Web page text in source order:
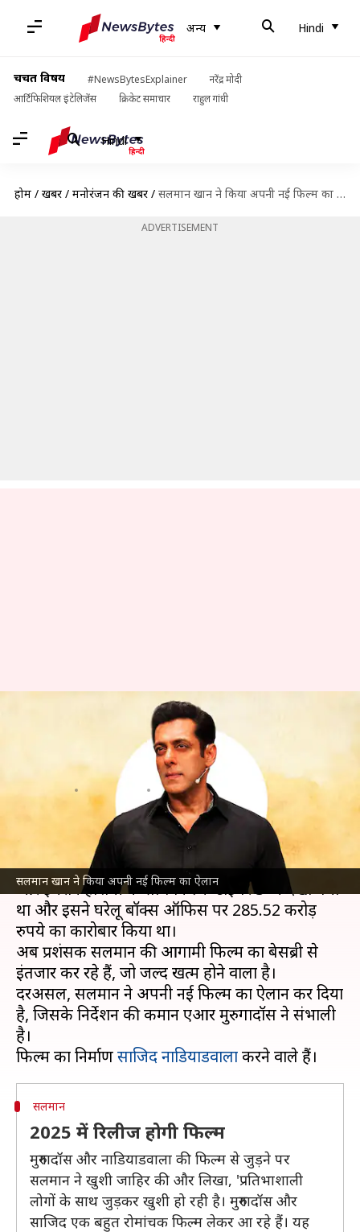
अन्य Hindi
चर्चित विषय #NewsBytesExplainer
नरेंद्र मोदी
आर्टिफिशियल इंटेलिजेंस
क्रिकेट समाचार राहुल गांधी
Hindi
होम / खबरें / मनोरंजन की खबरें / सलमान खान ने किया अपनी नई फिल्म का ऐलान, एआर मुरुगादॉस करेंगे निर्देशन
ADVERTISEMENT
सलमान खान ने किया अपनी नई फिल्म का ऐलान
सलमान खान ने किया अपनी नई
फिल्म का ऐलान, एआर मुरुगादॉस
करेंगे निर्देशन
Mar 12, 2024 11:43 am
अभिनेतासलमान खानको आखिरी बार कैटरीना कैफ
और इमरान हाशमी के साथ फिल्म 'टाइगर 3' में देखा गया
था और इसने घरेलू बॉक्स ऑफिस पर 285.52 करोड़
रुपये का कारोबार किया था।
अब प्रशंसक सलमान की आगामी फिल्म का बेसब्री से
इंतजार कर रहे हैं, जो जल्द खत्म होने वाला है।
दरअसल, सलमान ने अपनी नई फिल्म का ऐलान कर दिया
है, जिसके निर्देशन की कमान एआर मुरुगादॉस ने संभाली
है।
फिल्म का निर्माणसाजिद नाडियाडवाला
सलमान
2025 में रिलीज होगी फिल्म
मुरुगादॉस और नाडियाडवाला की फिल्म से जुड़ने पर
सलमान ने खुशी जाहिर की और लिखा, 'प्रतिभाशाली
लोगों के साथ जुड़कर खुशी हो रही है। मुरुगादॉस और
साजिद एक बहुत रोमांचक फिल्म लेकर आ रहे हैं। यह